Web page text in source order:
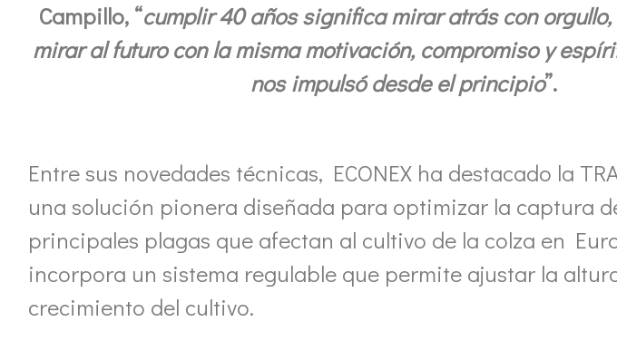
Campillo, “cumplir 40 años significa mirar atrás con
mirar al futuro con la misma motivación, compromiso y
nos impulsó desde el principio”.
Entre sus novedades técnicas, ECONEX ha destacado la
una solución pionera diseñada para optimizar la captura
principales plagas que afectan al cultivo de la colza en
incorpora un sistema regulable que permite ajustar la
crecimiento del cultivo.